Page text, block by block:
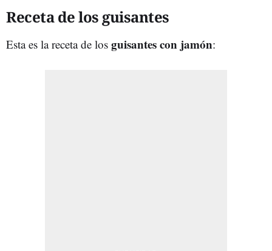
Receta de los guisantes
Esta es la receta de los guisantes con jamón: